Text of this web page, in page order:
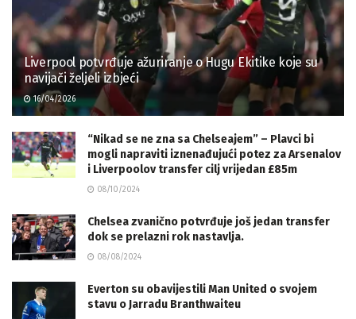
Liverpool potvrđuje ažuriranje o Hugu Ekitike koje su
navijači željeli izbjeći
16/04/2026
“Nikad se ne zna sa Chelseajem” – Plavci bi
mogli napraviti iznenađujući potez za Arsenalov
i Liverpoolov transfer cilj vrijedan £85m
08/10/2024
Chelsea zvanično potvrđuje još jedan transfer
dok se prelazni rok nastavlja.
08/08/2024
Everton su obavijestili Man United o svojem
stavu o Jarradu Branthwaiteu